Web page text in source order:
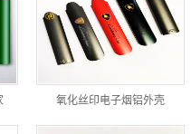
氧化丝印电子烟铝外壳